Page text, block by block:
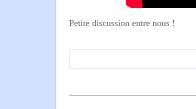
Petite discussion entre nous !